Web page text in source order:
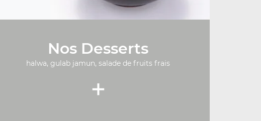
Nos Desserts
halwa, gulab jamun, salade de fruits frais
+